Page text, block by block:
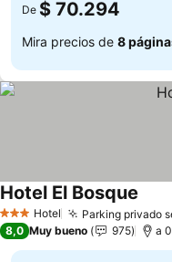
De $ 70.294
Mira precios de 8
3 Estrellas
Hotel Parking privado
Hotel El Bosque
8,0 Muy bueno 975 a